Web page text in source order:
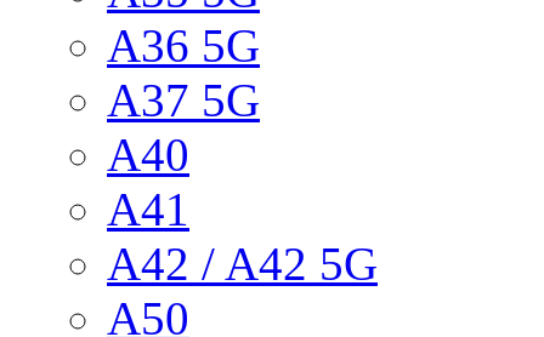
A36 5G
A37 5G
A40
A41
A42 / A42 5G
A50